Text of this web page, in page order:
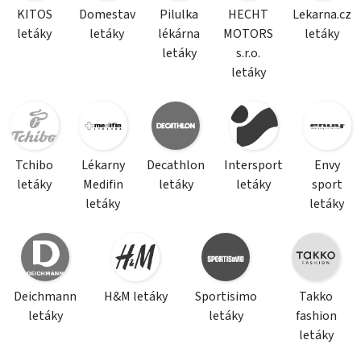
KITOS
letáky
Domestav
letáky
Pilulka
lékárna
letáky
HECHT
MOTORS
s.r.o.
letáky
Lekarna.cz
letáky
Tchibo
letáky
Lékarny
Medifin
letáky
Decathlon
letáky
Intersport
letáky
Envy
sport
letáky
Deichmann
letáky
H&M letáky
Sportisimo
letáky
Takko
fashion
letáky